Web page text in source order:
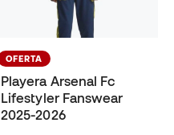
OFERTA
Playera Arsenal Fc
Lifestyler Fanswear
2025-2026